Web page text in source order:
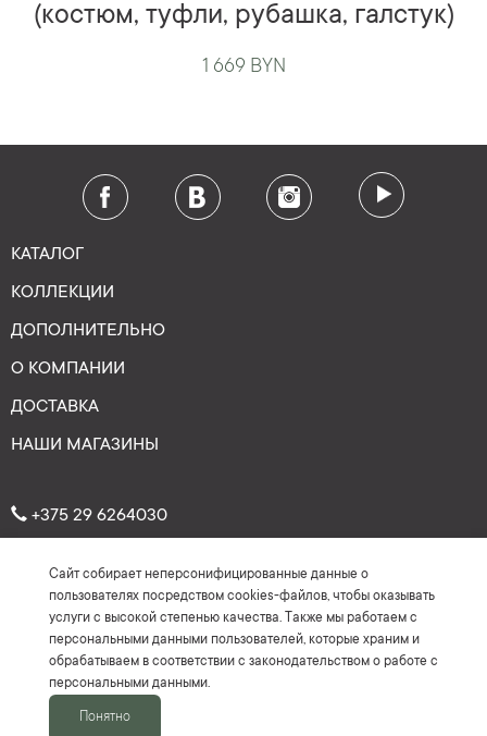
(костюм, туфли, рубашка, галстук)
1 669 BYN
КАТАЛОГ
КОЛЛЕКЦИИ
ДОПОЛНИТЕЛЬНО
О КОМПАНИИ
ДОСТАВКА
НАШИ МАГАЗИНЫ
+375 29 6264030
Рейтинг: 4.7 ★ ★★ ★★
(На основе более 150 отзывов)
Сайт собирает неперсонифицированные данные о
пользователях посредством cookies-файлов, чтобы оказывать
услуги с высокой степенью качества. Также мы работаем с
персональными данными пользователей, которые храним и
обрабатываем в соответствии с законодательством о работе с
персональными данными.
Понятно